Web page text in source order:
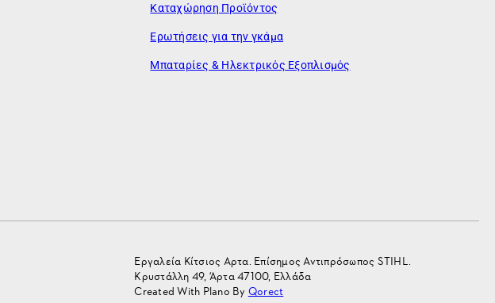
Καταχώρηση Προϊόντος
Ερωτήσεις για την γκάμα
Μπαταρίες & Ηλεκτρικός Εξοπλισμός
Εργαλεία Κίτσιος Αρτα. Επίσημος Αντιπρόσωπος STIHL.
Κρυστάλλη 49, Άρτα 47100, Ελλάδα
Created With Plano By Qorect